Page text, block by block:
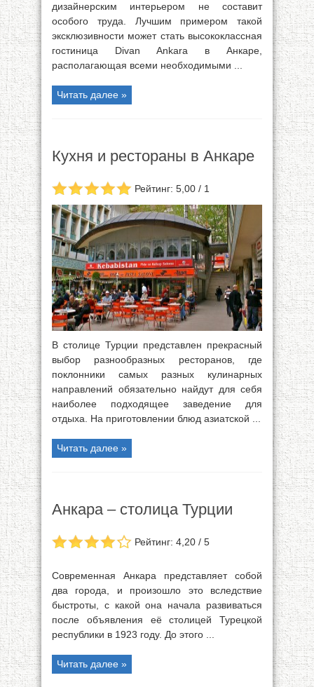
дизайнерским интерьером не составит
особого труда. Лучшим примером такой
эксклюзивности может стать высококлассная
гостиница Divan Ankara в Анкаре,
располагающая всеми необходимыми ...
Читать далее »
Кухня и рестораны в Анкаре
Рейтинг: 5,00 / 1
В столице Турции представлен прекрасный
выбор разнообразных ресторанов, где
поклонники самых разных кулинарных
направлений обязательно найдут для себя
наиболее подходящее заведение для
отдыха. На приготовлении блюд азиатской ...
Читать далее »
Анкара – столица Турции
Рейтинг: 4,20 / 5
Современная Анкара представляет собой
два города, и произошло это вследствие
быстроты, с какой она начала развиваться
после объявления её столицей Турецкой
республики в 1923 году. До этого ...
Читать далее »